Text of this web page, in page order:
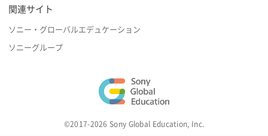
関連サイト
ソニー・グローバルエデュケーション
ソニーグループ
©2017-2026 Sony Global Education, Inc.